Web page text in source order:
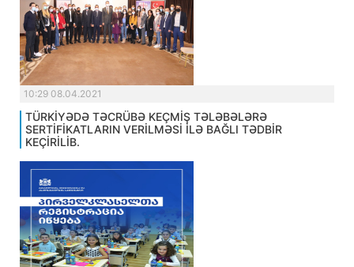
10:29 08.04.2021
TÜRKİYƏDƏ TƏCRÜBƏ KEÇMİŞ TƏLƏBƏLƏRƏ
SERTİFİKATLARIN VERİLMƏSİ İLƏ BAĞLI TƏDBİR
KEÇİRİLİB.